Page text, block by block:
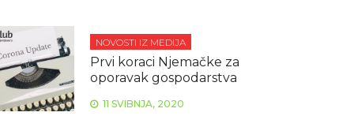
NOVOSTI IZ MEDIJA
Prvi koraci Njemačke za
oporavak gospodarstva
11 SVIBNJA, 2020